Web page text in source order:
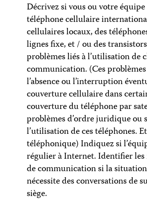
Décrivez si vous ou votre
téléphone cellulaire
cellulaires locaux, des
lignes fixe, et / ou des
problèmes liés à l’utilisation de
communication. (Ces
l’absence ou l’interruption
couverture cellulaire dans
couverture du téléphone par
problèmes d’ordre juridique ou
l’utilisation de ces téléphones.
téléphonique) Indiquez si
régulier à Internet. Identifier
de communication si la
nécessite des conversations de
siège.